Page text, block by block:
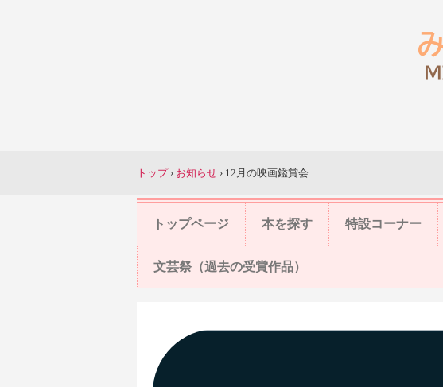
トップ › お知らせ › 12月の映画鑑賞会
トップページ 本を探す 特設コーナー
文芸祭（過去の受賞作品）